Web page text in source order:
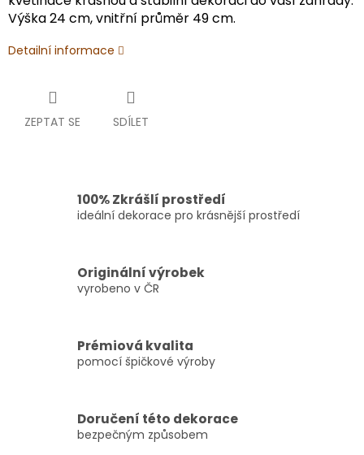
Výška 24 cm, vnitřní průměr 49 cm.
Detailní informace
ZEPTAT SE SDÍLET
100% Zkrášlí prostředí
ideální dekorace pro krásnější prostředí
Originální výrobek
vyrobeno v ČR
Prémiová kvalita
pomocí špičkové výroby
Doručení této dekorace
bezpečným způsobem